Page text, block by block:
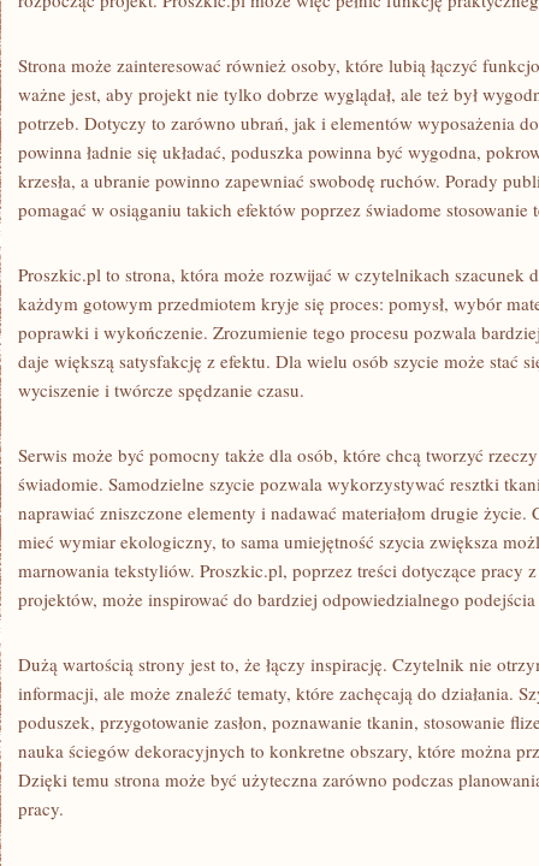
Strona może zainteresować również osoby, które lubią łączyć
ważne jest, aby projekt nie tylko dobrze wyglądał, ale też był
potrzeb. Dotyczy to zarówno ubrań, jak i elementów wyposażenia
powinna ładnie się układać, poduszka powinna być wygodna,
krzesła, a ubranie powinno zapewniać swobodę ruchów. Porady
pomagać w osiąganiu takich efektów poprzez świadome stosowanie
Proszkic.pl to strona, która może rozwijać w czytelnikach szacunek
każdym gotowym przedmiotem kryje się proces: pomysł, wybór
poprawki i wykończenie. Zrozumienie tego procesu pozwala
daje większą satysfakcję z efektu. Dla wielu osób szycie może stać
wyciszenie i twórcze spędzanie czasu.
Serwis może być pomocny także dla osób, które chcą tworzyć
świadomie. Samodzielne szycie pozwala wykorzystywać resztki
naprawiać zniszczone elementy i nadawać materiałom drugie
mieć wymiar ekologiczny, to sama umiejętność szycia zwiększa
marnowania tekstyliów. Proszkic.pl, poprzez treści dotyczące pracy
projektów, może inspirować do bardziej odpowiedzialnego
Dużą wartością strony jest to, że łączy inspirację. Czytelnik nie
informacji, ale może znaleźć tematy, które zachęcają do działania.
poduszek, przygotowanie zasłon, poznawanie tkanin, stosowanie
nauka ściegów dekoracyjnych to konkretne obszary, które można
Dzięki temu strona może być użyteczna zarówno podczas
pracy.